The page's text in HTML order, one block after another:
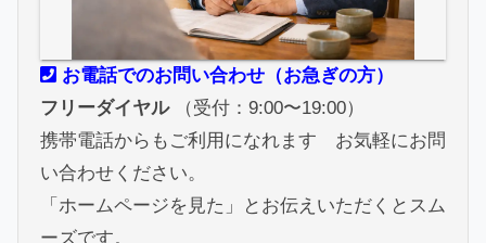
お電話でのお問い合わせ（お急ぎの方）
フリーダイヤル
（受付：9:00〜19:00）
携帯電話からもご利用になれます お気軽にお問
い合わせください。
「ホームページを見た」とお伝えいただくとスム
ーズです。